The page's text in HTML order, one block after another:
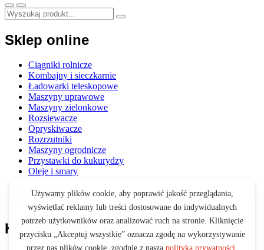
Sklep online
Ciągniki rolnicze
Kombajny i sieczkarnie
Ładowarki teleskopowe
Maszyny uprawowe
Maszyny zielonkowe
Rozsiewacze
Opryskiwacze
Rozrzutniki
Maszyny ogrodnicze
Przystawki do kukurydzy
Oleje i smary
Akcesoria
Zabawki
Koszyk